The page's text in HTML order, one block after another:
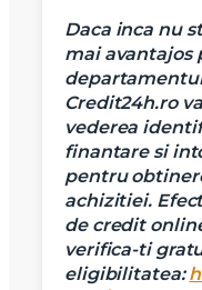
Daca inca nu
mai avantajos
Credit24h.ro
vederea
finantare si
pentru
achizitiei.
de credit
verifica-ti
eligibilitatea: